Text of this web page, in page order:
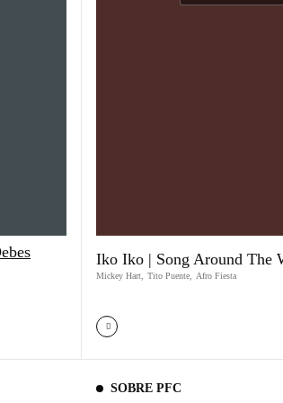
Iko Iko | Song Around The
Mickey Hart Tito Puente Afro Fiesta
SOBRE PFC